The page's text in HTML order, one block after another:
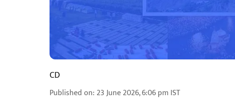
CD
Published on: 23 June 2026, 6:06 pm IST